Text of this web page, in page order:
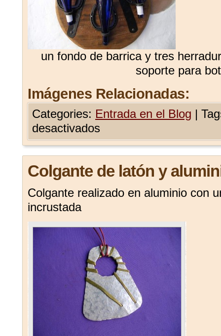
un fondo de barrica y tres
soporte para
Imágenes Relacionadas:
Categories: Entrada en el Blog |
desactivados
Colgante de latón y
Colgante realizado en aluminio con
incrustada